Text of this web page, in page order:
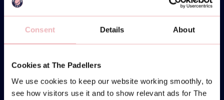
Consent Details About
Cookies at The Padellers
We use cookies to keep our website working smoothly, to
see how visitors use it and to show relevant ads for The